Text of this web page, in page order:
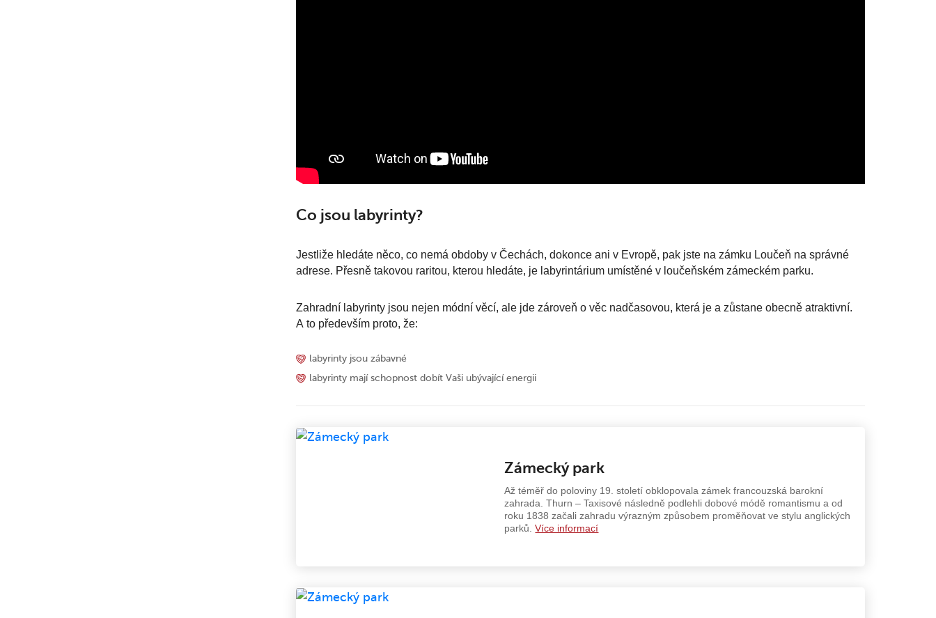
Co jsou labyrinty?
Jestliže hledáte něco, co nemá obdoby v Čechách, dokonce ani v Evropě, pak jste na zámku Loučeň na správné
adrese. Přesně takovou raritou, kterou hledáte, je labyrintárium umístěné v loučeňském zámeckém parku.
Zahradní labyrinty jsou nejen módní věcí, ale jde zároveň o věc nadčasovou, která je a zůstane obecně atraktivní.
A to především proto, že:
labyrinty jsou zábavné
labyrinty mají schopnost dobít Vaši ubývající energii
Zámecký park
Až téměř do poloviny 19. století obklopovala zámek francouzská barokní
zahrada. Thurn – Taxisové následně podlehli dobové módě romantismu a od
roku 1838 začali zahradu výrazným způsobem proměňovat ve stylu anglických
parků.Více informací